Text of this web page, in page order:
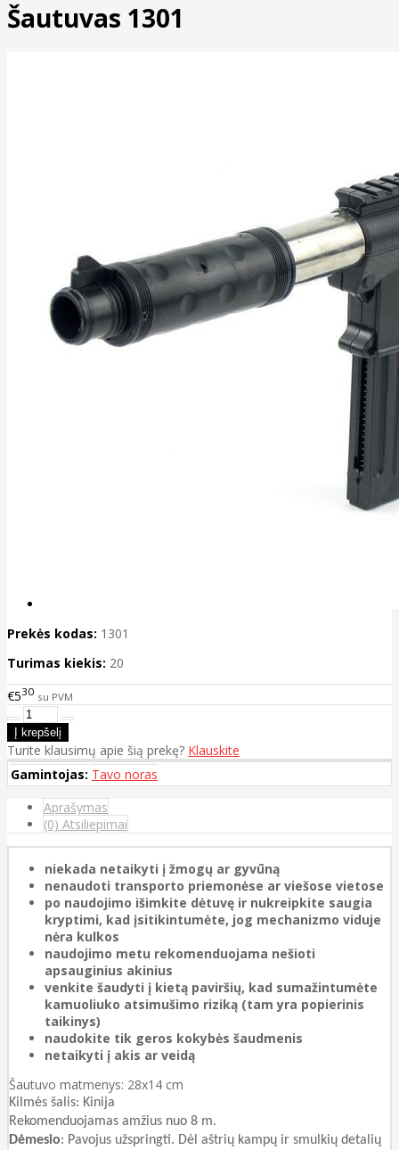
Šautuvas 1301
Prekės kodas: 1301
Turimas kiekis: 20
€530 su PVM
Turite klausimų apie šią prekę? Klauskite
Gamintojas: Tavo noras
Aprašymas
(0) Atsiliepimai
niekada netaikyti į žmogų ar gyvūną
nenaudoti transporto priemonėse ar viešose vietose
po naudojimo išimkite dėtuvę ir nukreipkite saugia
kryptimi, kad įsitikintumėte, jog mechanizmo viduje
nėra kulkos
naudojimo metu rekomenduojama nešioti
apsauginius akinius
venkite šaudyti į kietą paviršių, kad sumažintumėte
kamuoliuko atsimušimo riziką (tam yra popierinis
taikinys)
naudokite tik geros kokybės šaudmenis
netaikyti į akis ar veidą
Šautuvo matmenys: 28x14 cm
Kilmės šalis: Kinija
Rekomenduojamas amžius nuo 8 m.
Dėmesio: Pavojus užspringti. Dėl aštrių kampų ir smulkių detalių